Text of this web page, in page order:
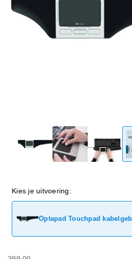
Kies je uitvoering:
Optapad Touchpad